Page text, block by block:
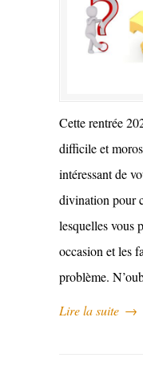
Cette rentrée
difficile et
intéressant de
divination pour
lesquelles vous
occasion et les
problème.
Lire la suite →